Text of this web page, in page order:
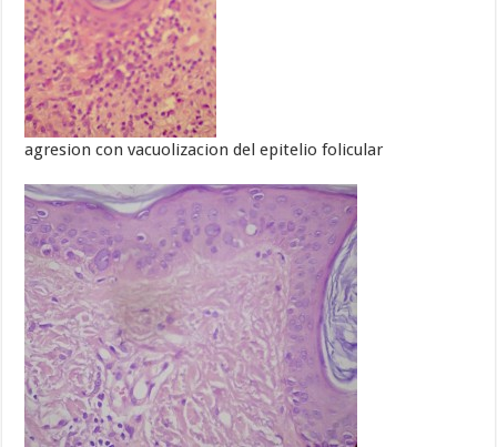
agresion con vacuolizacion del epitelio folicular